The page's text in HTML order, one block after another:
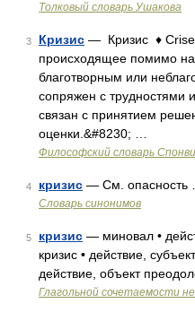
Толковый словарь Ушакова
3 Кризис — Кризис ♦
происходящее помимо
благотворным или
сопряжен с трудностями
связан с принятием
оценки.&#8230; …
Философский словарь
4 кризис — См. опасность
Словарь синонимов
5 кризис — миновал •
кризис • действие,
действие, объект
Глагольной сочетаемости